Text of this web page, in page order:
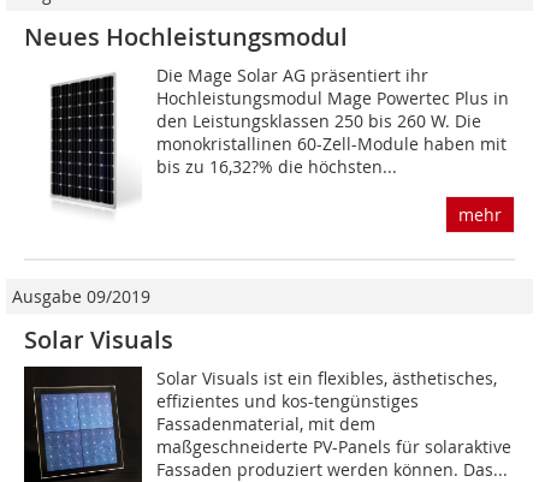
Neues Hochleistungsmodul
Die Mage Solar AG präsentiert ihr
Hochleistungsmodul Mage Powertec Plus in
den Leistungsklassen 250 bis 260 W. Die
monokristallinen 60-Zell-Module haben mit
bis zu 16,32?% die höchsten...
mehr
Ausgabe 09/2019
Solar Visuals
Solar Visuals ist ein flexibles, ästhetisches,
effizientes und kos-tengünstiges
Fassadenmaterial, mit dem
maßgeschneiderte PV-Panels für solaraktive
Fassaden produziert werden können. Das...